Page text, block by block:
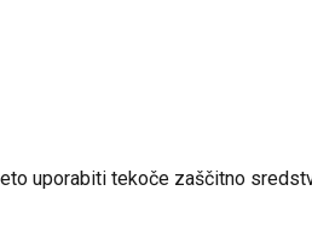
uporabiti tekoče zaščitno